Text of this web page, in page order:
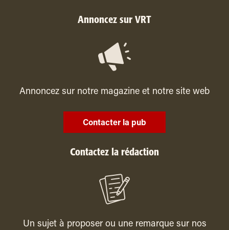
Annoncez sur VRT
Annoncez sur notre magazine et notre site web
Contacter la pub
Contactez la rédaction
Un sujet à proposer ou une remarque sur nos